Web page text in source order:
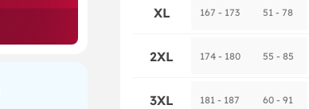
XL 167 - 173 51 - 78
2XL 174 - 180 55 - 85
3XL 181 - 187 60 - 91